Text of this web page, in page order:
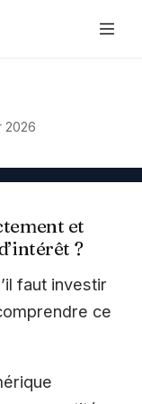
2026
et
?
faut investir
ce